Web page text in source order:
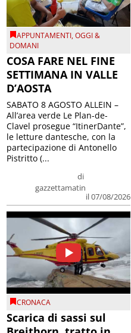
APPUNTAMENTI,OGGI &
DOMANI
COSA FARE NEL FINE
SETTIMANA IN VALLE
D’AOSTA
di
gazzettamatin
il 07/08/2026
SABATO 8 AGOSTO ALLEIN –
All’area verde Le Plan-de-
Clavel prosegue “ItinerDante”,
le letture dantesche, con la
partecipazione di Antonello
Pistritto (...
CRONACA
Scarica di sassi sul